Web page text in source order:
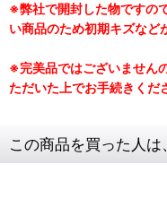
※弊社で開封した物ですの
い商品のため初期キズなど
※完美品ではございません
ただいた上でお手続きくだ
この商品を買った人